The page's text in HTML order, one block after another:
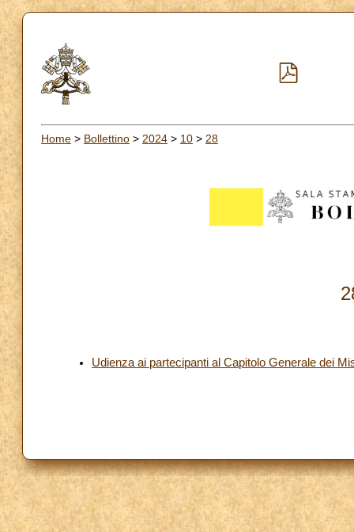
Home > Bollettino > 2024 > 10 > 28
Udienza ai partecipanti al Capitolo Generale dei